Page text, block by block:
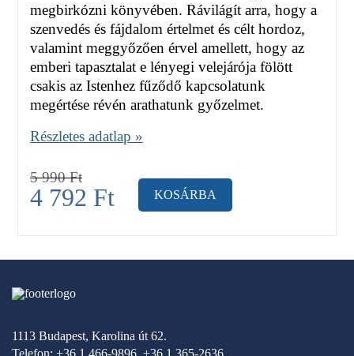
megbirkózni könyvében. Rávilágít arra, hogy a
szenvedés és fájdalom értelmet és célt hordoz,
valamint meggyőzően érvel amellett, hogy az
emberi tapasztalat e lényegi velejárója fölött
csakis az Istenhez fűződő kapcsolatunk
megértése révén arathatunk győzelmet.
Részletes adatlap »
5 990Ft
4 792 Ft KOSÁRBA
1113 Budapest, Karolina út 62.
Telefon: +36 1 466-9896, +36 1 365-2636